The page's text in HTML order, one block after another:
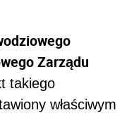
Zarządu
takiego
właściwym